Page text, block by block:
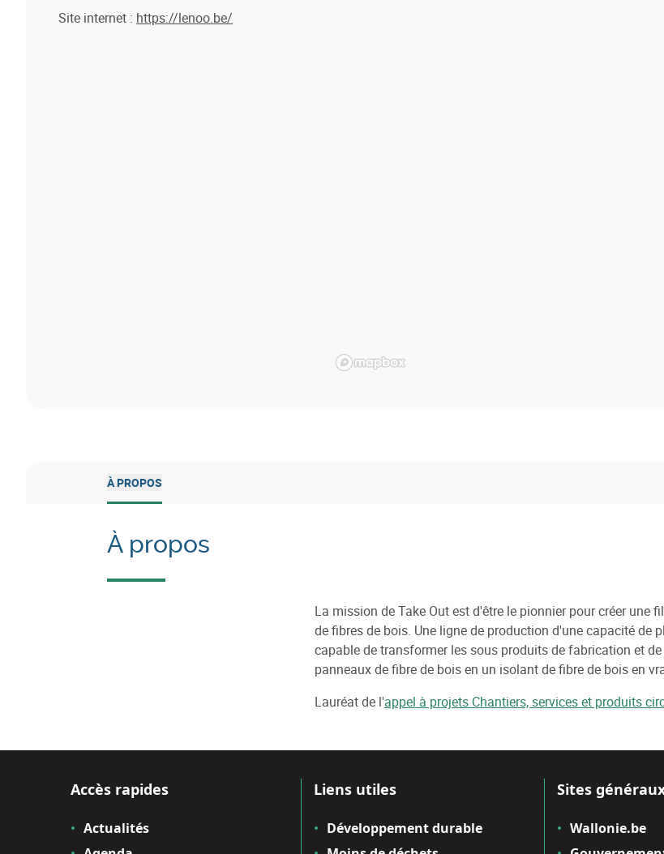
Site internet : https://lenoo.be/
À PROPOS
À propos
La mission de Take Out est d'être le pionnier pour créer une
de fibres de bois. Une ligne de production d'une capacité de
capable de transformer les sous produits de fabrication et
panneaux de fibre de bois en un isolant de fibre de bois en
Lauréat de l'appel à projets Chantiers, services et produits
Accès rapides
Actualités
Liens utiles
Développement durable
Sites
Wallonie.be